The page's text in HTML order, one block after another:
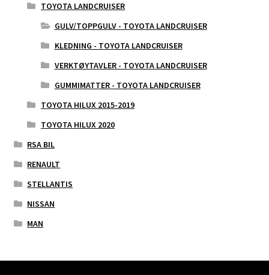
TOYOTA LANDCRUISER
GULV/TOPPGULV - TOYOTA LANDCRUISER
KLEDNING - TOYOTA LANDCRUISER
VERKTØYTAVLER - TOYOTA LANDCRUISER
GUMMIMATTER - TOYOTA LANDCRUISER
TOYOTA HILUX 2015-2019
TOYOTA HILUX 2020
RSA BIL
RENAULT
STELLANTIS
NISSAN
MAN